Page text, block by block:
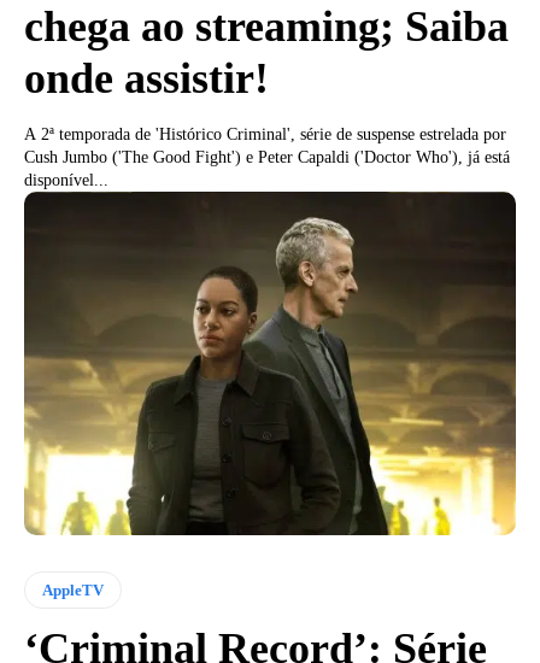
chega ao streaming; Saiba
onde assistir!
A 2ª temporada de 'Histórico Criminal', série de suspense estrelada por
Cush Jumbo ('The Good Fight') e Peter Capaldi ('Doctor Who'), já está
disponível...
AppleTV
‘Criminal Record’: Série